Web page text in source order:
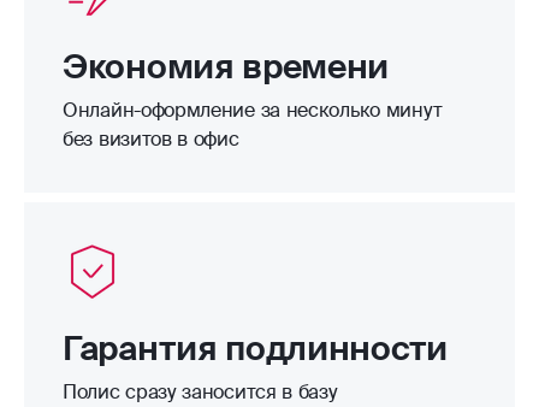
Экономия времени
Онлайн-оформление за несколько минут
без визитов в офис
Гарантия подлинности
Полис сразу заносится в базу